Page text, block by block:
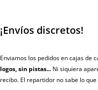
¡Envíos discretos!
Enviamos los pedidos en cajas de
logos, sin pistas... Ni siquiera
recibo. El repartidor no sabe lo